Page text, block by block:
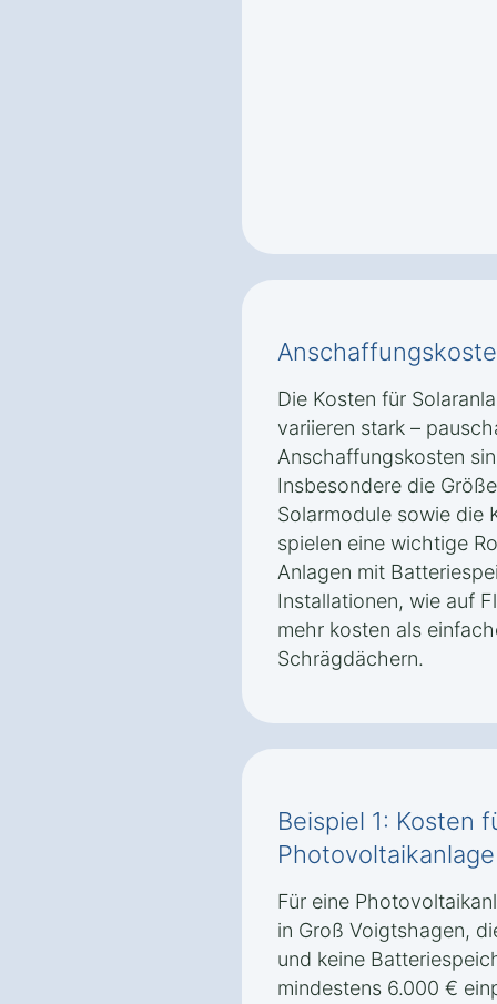
Die Kosten für
variieren stark –
Anschaffungskosten
Insbesondere die
Solarmodule sowie die
spielen eine wichtige
Anlagen mit
Installationen, wie auf
mehr kosten als
Schrägdächern.
Beispiel 1: Kosten
Für eine
in Groß Voigtshagen,
und keine
mindestens 6.000 €